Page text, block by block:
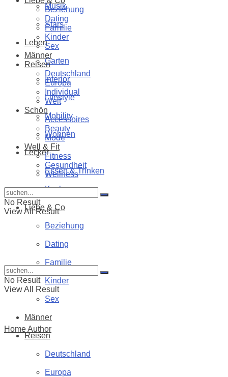
Musik
Stars
Leben
Garten
Interior
Lifestyle
Mobility
Wohnen
Lecker
Essen & Trinken
Kochen
Liebe & Co
Beziehung
Dating
Familie
Kinder
Sex
Männer
Reisen
Deutschland
Europa
Beziehung
Dating
Familie
Kinder
Sex
Männer
Reisen
Deutschland
Europa
Individual
Welt
Schön
Accessoires
Beauty
Mode
Well & Fit
Fitness
Gesundheit
Wellness
No Result
View All Result
No Result
View All Result
HomeAuthor